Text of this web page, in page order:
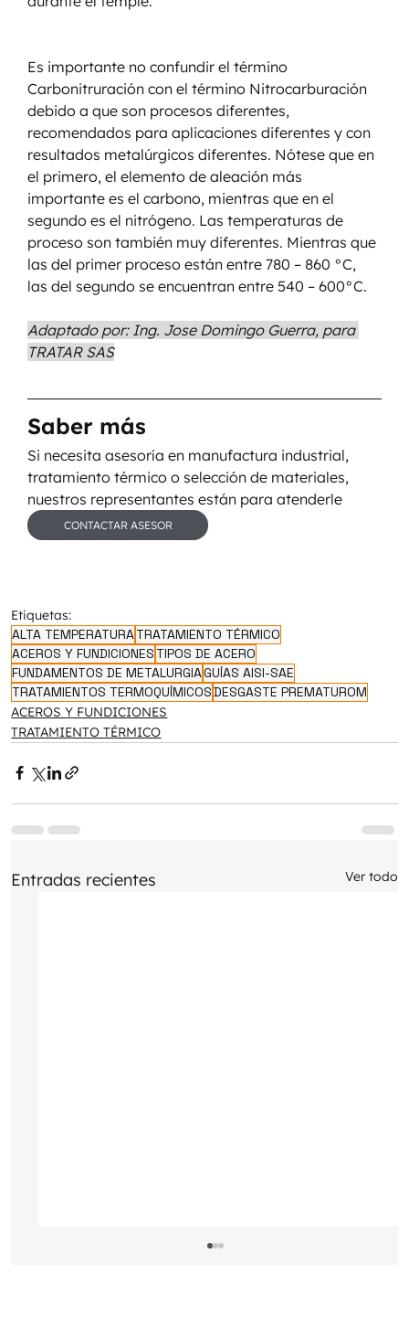
Es importante no confundir el término
Carbonitruración con el término Nitrocarburación
debido a que son procesos diferentes,
recomendados para aplicaciones diferentes y con
resultados metalúrgicos diferentes. Nótese que en
el primero, el elemento de aleación más
importante es el carbono, mientras que en el
segundo es el nitrógeno. Las temperaturas de
proceso son también muy diferentes. Mientras que
las del primer proceso están entre 780 – 860 °C,
las del segundo se encuentran entre 540 – 600°C.
Adaptado por: Ing. Jose Domingo Guerra, para
TRATAR SAS
Saber más
Si necesita asesoría en manufactura industrial,
tratamiento térmico o selección de materiales,
nuestros representantes están para atenderle
CONTACTAR ASESOR
Etiquetas:
ALTA TEMPERATURA TRATAMIENTO TÉRMICO
ACEROS Y FUNDICIONES TIPOS DE ACERO
FUNDAMENTOS DE METALURGIAGUÍAS AISI-SAE
TRATAMIENTOS TERMOQUÍMICOSDESGASTE PREMATUROM
ACEROS Y FUNDICIONES
TRATAMIENTO TÉRMICO
Entradas recientes Ver todo